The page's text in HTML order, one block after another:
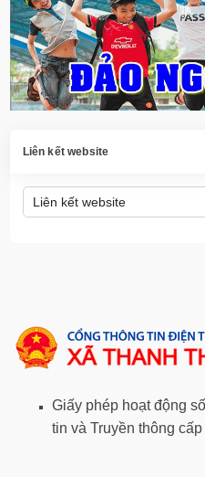
Liên kết website
Giấy phép hoạt động
tin và Truyền thông